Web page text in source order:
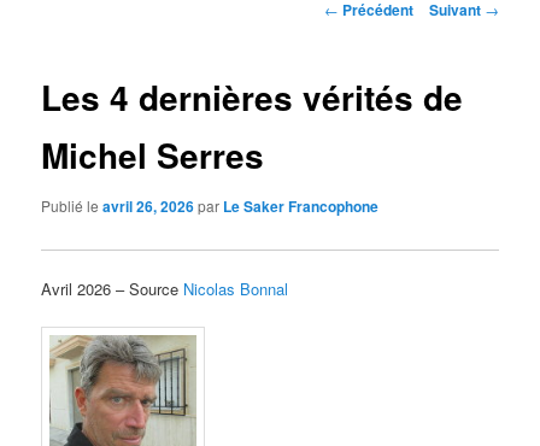
Navigation
← Précédent Suivant →
Les 4 dernières vérités de
Michel Serres
Publié leavril 26, 2026par Le Saker Francophone
Avril 2026 – Source Nicolas Bonnal